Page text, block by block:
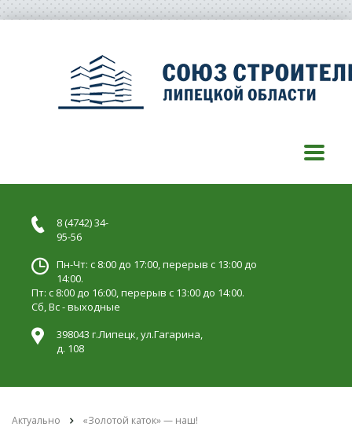
8 (4742) 34-
95-56
Пн-Чт: с 8:00 до 17:00, перерыв с 13:00 до
14:00.
Пт: с 8:00 до 16:00, перерыв с 13:00 до 14:00.
Сб, Вс - выходные
398043 г.Липецк, ул.Гагарина,
д. 108
Актуально «Золотой каток» — наш!